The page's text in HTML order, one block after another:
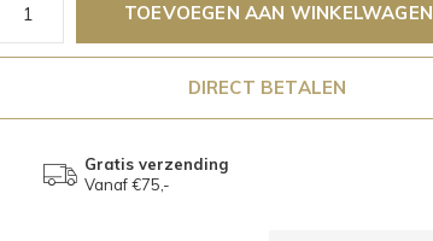
TOEVOEGEN AAN WINKELWAGEN
DIRECT BETALEN
Gratis verzending
Vanaf €75,-